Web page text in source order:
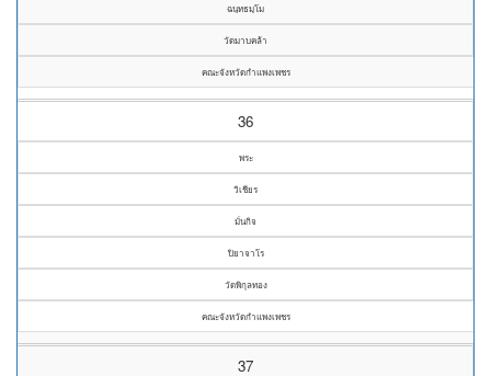
ฉนฺทธมฺโม
วัดมาบคล้า
คณะจังหวัดกำแพงเพชร
36
พระ
วิเชียร
มั่นกิจ
ปิยาจาโร
วัดพิกุลทอง
คณะจังหวัดกำแพงเพชร
37